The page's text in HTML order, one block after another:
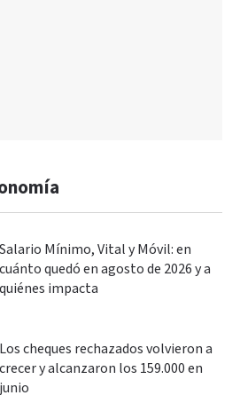
Salario Mínimo, Vital y Móvil: en
cuánto quedó en agosto de 2026 y a
quiénes impacta
Los cheques rechazados volvieron a
crecer y alcanzaron los 159.000 en
junio